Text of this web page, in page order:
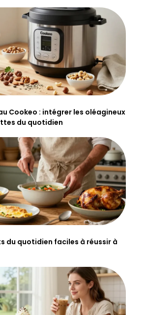
Cookeo : intégrer les oléagineux
du quotidien
du quotidien faciles à réussir à